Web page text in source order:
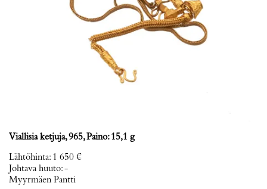
Viallisia ketjuja, 965, Paino: 15,1 g
Lähtöhinta: 1 650 €
Johtava huuto:-
Myyrmäen Pantti